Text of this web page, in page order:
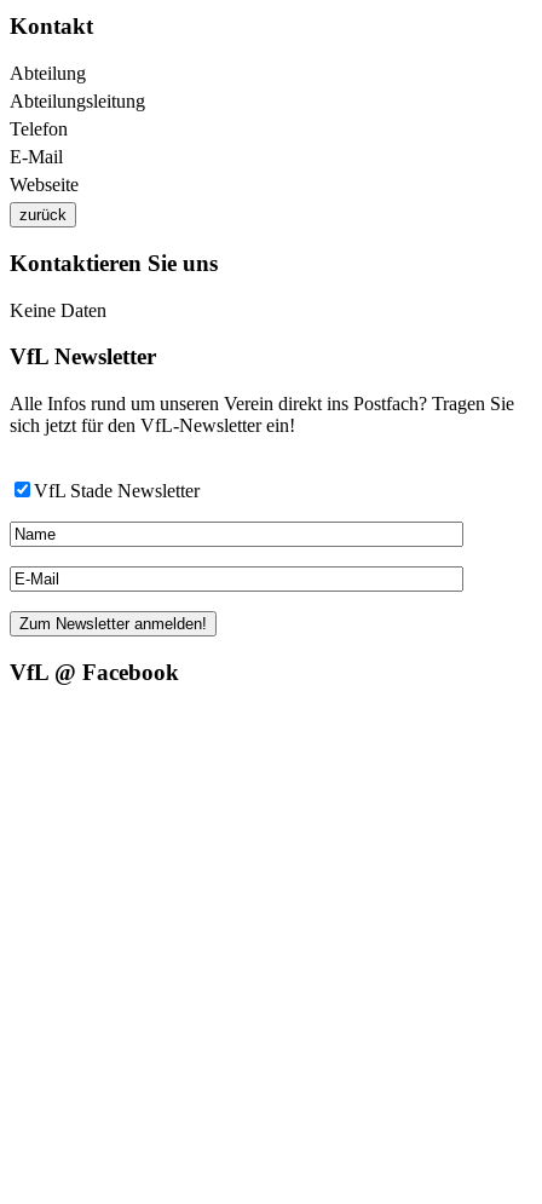
Kontakt
Abteilung
Abteilungsleitung
Telefon
E-Mail
Webseite
zurück
Kontaktieren Sie uns
Keine Daten
VfL Newsletter
Alle Infos rund um unseren Verein direkt ins Postfach? Tragen Sie
sich jetzt für den VfL-Newsletter ein!
VfL Stade Newsletter
VfL @ Facebook